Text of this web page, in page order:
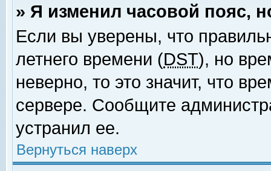
» Я изменил часовой пояс,
Если вы уверены, что
летнего времени (DST), но
неверно, то это значит, что
сервере. Сообщите
устранил ее.
Вернуться наверх